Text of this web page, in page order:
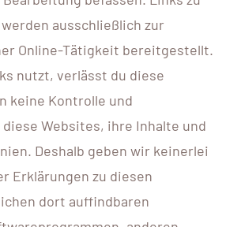
ausschließlich zur
Online-Tätigkeit bereitgestellt.
nutzt, verlässt du diese
keine Kontrolle und
Websites, ihre Inhalte und
Deshalb geben wir keinerlei
Erklärungen zu diesen
dort auffindbaren